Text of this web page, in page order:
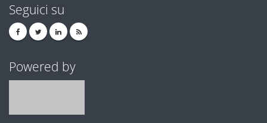
Seguici su
Powered by